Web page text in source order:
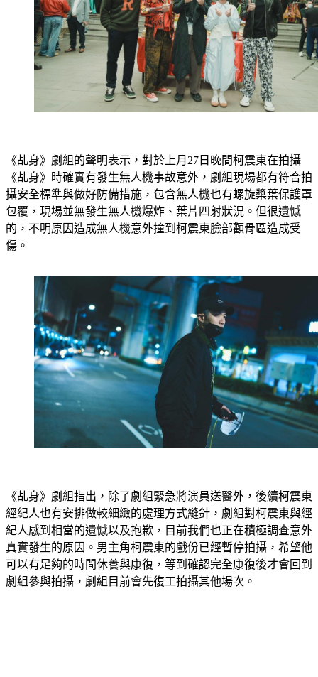
《乩身》劇組的聲明表示，對於上月27日晚間柯震東在拍攝
《乩身》時確實有發生無人機事故意外，劇組現場都有符合拍
攝安全標準與做好防備措施，包含無人機也有螺旋槳葉保護罩
包覆，現場並無發生無人機爆炸、葉片四射狀況。但很遺憾
的，不明原因造成無人機意外撞到柯震東臉部顴骨區造成受
傷。
《乩身》劇組指出，除了劇組緊急將演員送醫外，後續柯震東
經紀人也有安排做較細緻的處理方式縫針，劇組對柯震東與經
紀人感到相當的遺憾以及抱歉，目前我們也正在積極調查意外
真實發生的原因。男主角柯震東的戲份已經暫停拍攝，希望他
可以有足夠的時間休養與康復，等到確認完全康復後才會回到
劇組參與拍攝，劇組目前會先復工拍攝其他場次。